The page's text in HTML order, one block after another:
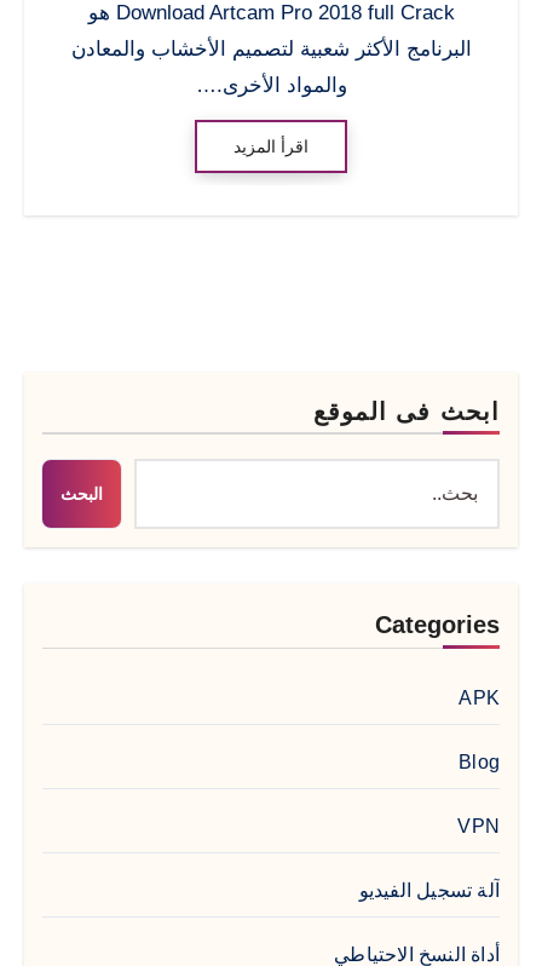
Download Artcam Pro 2018 full Crack هو
البرنامج الأكثر شعبية لتصميم الأخشاب والمعادن
والمواد الأخرى.…
اقرأ المزيد
ابحث فى الموقع
البحث
Categories
APK
Blog
VPN
آلة تسجيل الفيديو
أداة النسخ الاحتياطي